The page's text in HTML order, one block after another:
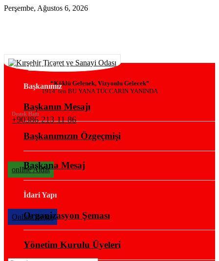
Perşembe, Ağustos 6, 2026
“Köklü Gelenek, Vizyonlu Gelecek”
1914’ ten BU YANA TÜCCARIN YANINDA
Destek Hattı
+90386 213 11 86
onlIne Aidat
OnlIne Belge
KURUMSAL
Başkanımız
Başkanın Mesajı
Başkanımızın Özgeçmişi
Başkana Mesaj
İdari Yapı
Organizasyon Şeması
Yönetim Kurulu Üyeleri